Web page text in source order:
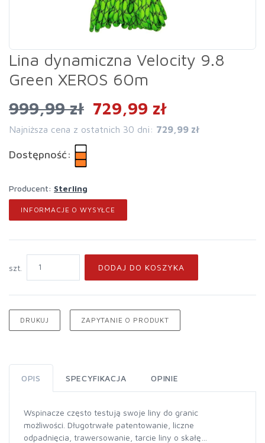
Lina dynamiczna Velocity 9.8
Green XEROS 60m
999,99 zł 729,99 zł
Najniższa cena z ostatnich 30 dni: 729,99 zł
Dostępność:
Producent: Sterling
INFORMACJE O WYSYŁCE
szt. DODAJ DO KOSZYKA
DRUKUJ ZAPYTANIE O PRODUKT
OPIS SPECYFIKACJA OPINIE
Wspinacze często testują swoje liny do granic
możliwości. Długotrwałe patentowanie, liczne
odpadnięcia, trawersowanie, tarcie liny o skałę…